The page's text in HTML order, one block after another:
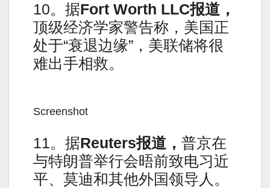
10。据Fort Worth LLC报道，
顶级经济学家警告称，美国正
处于“衰退边缘”，美联储将很
难出手相救。
Screenshot
11。据Reuters报道， 普京在
与特朗普举行会晤前致电习近
平、莫迪和其他外国领导人。